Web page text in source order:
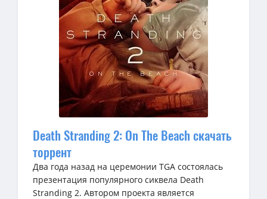
Dеath Stranding 2: On The Beach скачать
торрент
Два года назад на церемонии TGA состоялась
презентация популярного сиквела Death
Stranding 2. Автором проекта является